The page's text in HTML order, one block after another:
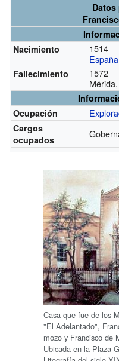
Nacimiento
1514
España
Fallecimiento
1572
Ocupación
Cargos
ocupados
Casa que fue de los
"El Adelantado",
mozo y Francisco de
Ubicada en la Plaza